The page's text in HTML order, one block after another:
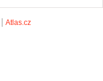
Atlas.cz